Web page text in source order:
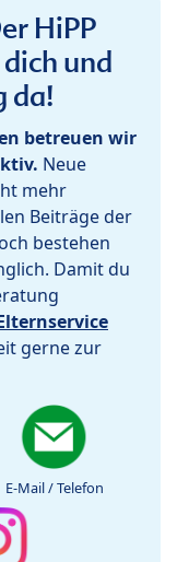
HiPP
und
da!
betreuen wir
Neue
mehr
Beiträge der
bestehen
Damit du
gerne zur
E-Mail / Telefon